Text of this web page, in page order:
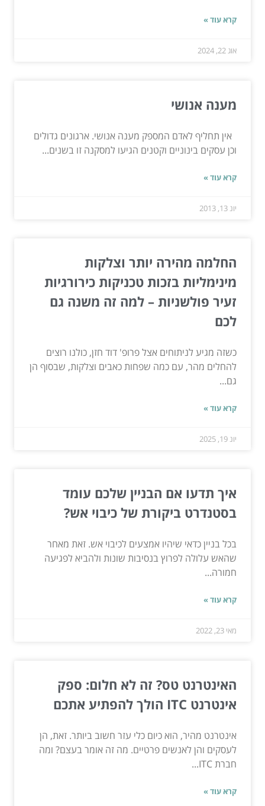
קרא עוד »
אוג 22, 2024
מענה אנושי
אין תחליף לאדם המספק מענה אנושי. ארגונים גדולים
וכן עסקים בינוניים וקטנים הגיעו למסקנה זו בשנים...
קרא עוד »
יונ 13, 2013
החלמה מהירה יותר וצלקות
מינימליות בזכות טכניקות כירורגיות
זעיר פולשניות – למה זה משנה גם
לכם
כשזה מגיע לניתוחים אצל פרופ' דוד חזן, כולנו רוצים
להחלים מהר, עם כמה שפחות כאבים וצלקות, שבסוף הן
גם...
קרא עוד »
יונ 19, 2025
איך תדעו אם הבניין שלכם עומד
בסטנדרט ביקורת של כיבוי אש?
בכל בניין כדאי שיהיו אמצעים לכיבוי אש. זאת מאחר
שהאש עלולה לפרוץ בנסיבות שונות ולהביא לפגיעה
חמורה...
קרא עוד »
מאי 23, 2022
האינטרנט טס? זה לא חלום: ספק
אינטרנט ITC הולך להפתיע אתכם
אינטרנט מהיר, הוא כיום כלי עזר חשוב ביותר. זאת, הן
לעסקים והן לאנשים פרטיים. מה זה אומר בעצם? ומה
חברת ITC...
קרא עוד »